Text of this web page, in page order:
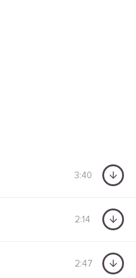
3:40
2:14
2:47